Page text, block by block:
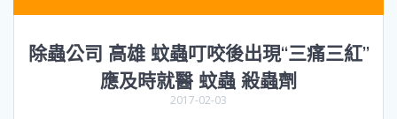
除蟲公司 高雄 蚊蟲叮咬後出現“三痛三紅”
應及時就醫 蚊蟲 殺蟲劑
2017-02-03